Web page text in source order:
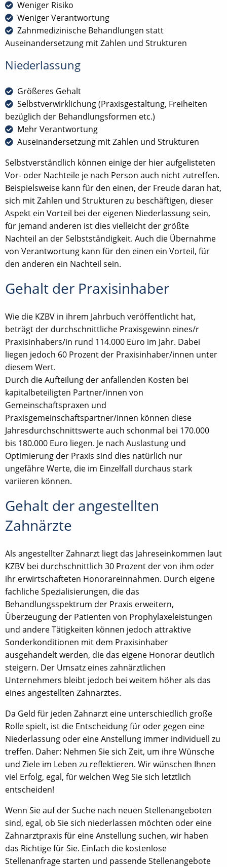
Weniger Risiko
Weniger Verantwortung
Zahnmedizinische Behandlungen statt
Auseinandersetzung mit Zahlen und Strukturen
Niederlassung
Größeres Gehalt
Selbstverwirklichung (Praxisgestaltung, Freiheiten
bezüglich der Behandlungsformen etc.)
Mehr Verantwortung
Auseinandersetzung mit Zahlen und Strukturen
Selbstverständlich können einige der hier aufgelisteten
Vor- oder Nachteile je nach Person auch nicht zutreffen.
Beispielsweise kann für den einen, der Freude daran hat,
sich mit Zahlen und Strukturen zu beschäftigen, dieser
Aspekt ein Vorteil bei der eigenen Niederlassung sein,
für jemand anderen ist dies vielleicht der größte
Nachteil an der Selbstständigkeit. Auch die Übernahme
von Verantwortung kann für den einen ein Vorteil, für
den anderen ein Nachteil sein.
Gehalt der Praxisinhaber
Wie die KZBV in ihrem Jahrbuch veröffentlicht hat,
beträgt der durchschnittliche Praxisgewinn eines/r
Praxisinhabers/in rund 114.000 Euro im Jahr. Dabei
liegen jedoch 60 Prozent der Praxisinhaber/innen unter
diesem Wert.
Durch die Aufteilung der anfallenden Kosten bei
kapitalbeteiligten Partner/innen von
Gemeinschaftspraxen und
Praxisgemeinschaftspartner/innen können diese
Jahresdurchschnittswerte auch schonmal bei 170.000
bis 180.000 Euro liegen. Je nach Auslastung und
Optimierung der Praxis sind dies natürlich nur
ungefähre Werte, die im Einzelfall durchaus stark
variieren können.
Gehalt der angestellten
Zahnärzte
Als angestellter Zahnarzt liegt das Jahreseinkommen laut
KZBV bei durchschnittlich 30 Prozent der von ihm oder
ihr erwirtschafteten Honorareinnahmen. Durch eigene
fachliche Spezialisierungen, die das
Behandlungsspektrum der Praxis erweitern,
Überzeugung der Patienten von Prophylaxeleistungen
und andere Tätigkeiten können jedoch attraktive
Sonderkonditionen mit dem Praxisinhaber
ausgehandelt werden, die das eigene Honorar deutlich
steigern. Der Umsatz eines zahnärztlichen
Unternehmers bleibt jedoch bei weitem höher als das
eines angestellten Zahnarztes.
Da Geld für jeden Zahnarzt eine unterschiedlich große
Rolle spielt, ist die Entscheidung für oder gegen eine
Niederlassung oder eine Anstellung immer individuell zu
treffen. Daher: Nehmen Sie sich Zeit, um ihre Wünsche
und Ziele im Leben zu reflektieren. Wir wünschen Ihnen
viel Erfolg, egal, für welchen Weg Sie sich letztlich
entscheiden!
Wenn Sie auf der Suche nach neuen Stellenangeboten
sind, egal, ob Sie sich niederlassen möchten oder eine
Zahnarztpraxis für eine Anstellung suchen, wir haben
das Richtige für Sie. Einfach die kostenlose
Stellenanfrage starten und passende Stellenangebote